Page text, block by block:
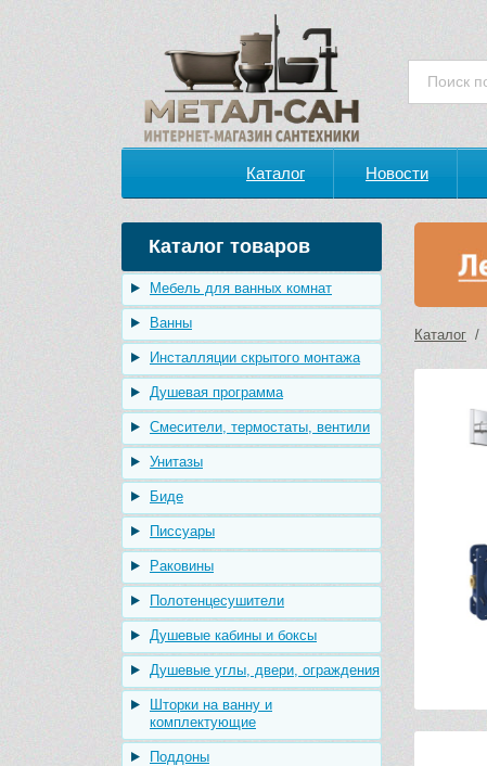
Каталог Новости
Каталог товаров
Мебель для ванных комнат
Ванны
Инсталляции скрытого монтажа
Душевая программа
Смесители, термостаты, вентили
Унитазы
Биде
Писсуары
Раковины
Полотенцесушители
Душевые кабины и боксы
Душевые углы, двери, ограждения
Шторки на ванну и
комплектующие
Поддоны
Каталог /